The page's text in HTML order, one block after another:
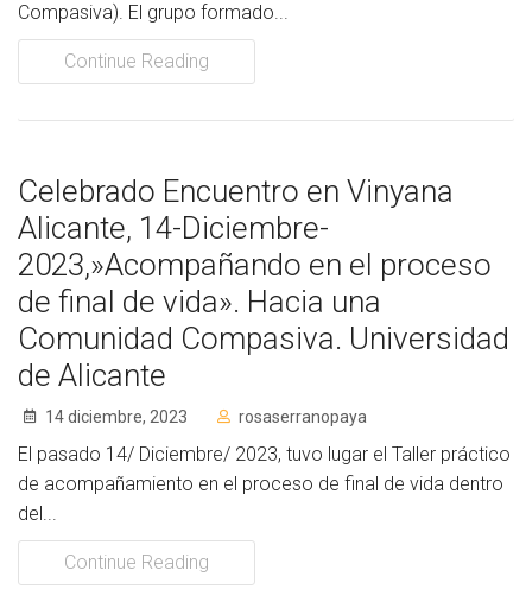
Compasiva). El grupo formado...
Continue Reading
Celebrado Encuentro en Vinyana
Alicante, 14-Diciembre-
2023,»Acompañando en el proceso
de final de vida». Hacia una
Comunidad Compasiva. Universidad
de Alicante
14 diciembre, 2023 rosaserranopaya
El pasado 14/ Diciembre/ 2023, tuvo lugar el Taller práctico
de acompañamiento en el proceso de final de vida dentro
del...
Continue Reading